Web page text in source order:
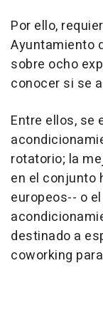
Por ello,
Ayuntamiento
sobre ocho
conocer si se
Entre ellos, se
rotatorio; la
en el conjunto
europeos-- o
destinado a
coworking